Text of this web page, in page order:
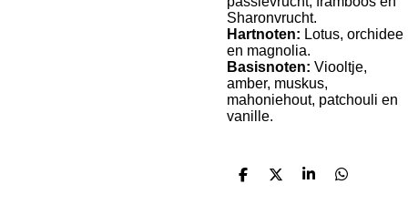
Sharonvrucht.
Hartnoten: Lotus, orchidee
en magnolia.
Basisnoten: Viooltje,
amber, muskus,
mahoniehout, patchouli en
vanille.
D
D
S
D